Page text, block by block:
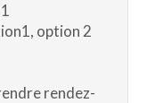
option 2
rendez-